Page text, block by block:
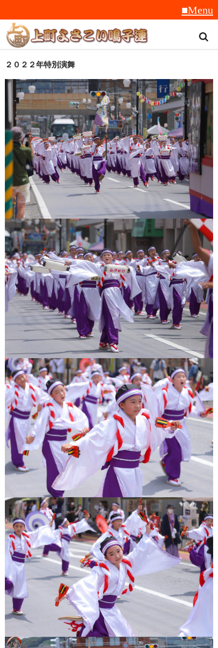
トップ
スタッフ紹介
受賞履歴
フラフ
音楽
衣装
地方車
グッズ
上町Tシャツ
手ぬぐい
動画
振付
その他
壁紙
スタッフブログ
２０２２年特別演舞